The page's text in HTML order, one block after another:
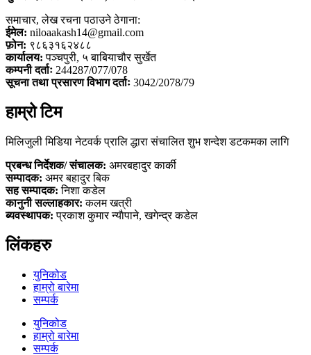
समाचार, लेख रचना पठाउने ठेगाना:
ईमेल: niloaakash14@gmail.com
फ़ोन: ९८६३१६२४८८
कार्यालय: पञ्चपुरी, ५ बाबियाचौर सुर्खेत
कम्पनी दर्ताः 244287/077/078
सूचना तथा प्रसारण विभाग दर्ताः 3042/2078/79
हाम्रो टिम
मिलिजुली मिडिया नेटवर्क प्रालि द्धारा संचालित शुभ शन्देश डटकमका लागि
प्रबन्ध निर्देशक/ संचालक: अमरबहादुर कार्की
सम्पादक: अमर बहादुर बिक
सह सम्पादक: निशा कडेल
कानुनी सल्लाहकार: कलम खत्री
ब्यवस्थापक:प्रकाश कुमार न्याैपाने, खगेन्द्र कडेल
लिंकहरु
युनिकोड
हाम्रो बारेमा
सम्पर्क
युनिकोड
हाम्रो बारेमा
सम्पर्क